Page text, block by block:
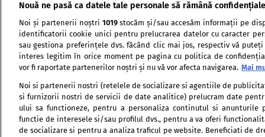
Termeni si conditii de utilizare Politica de
Nouă ne pasă ca datele tale personale să rămână confidențiale
Noi și partenerii noștri 1019stocăm și/sau accesăm informații pe
identificatorii cookie unici pentru prelucrarea datelor cu caracter
sau gestiona preferințele dvs. făcând clic mai jos, respectiv vă
interes legitim în orice moment pe pagina cu politica de
vor fi raportate partenerilor noștri și nu vă vor afecta navigarea. Mai
Noi si partenerii nostri (retelele de socializare si agentiile de
si furnizorii nostri de servicii de date analitice) prelucram date
ului sa functioneze, pentru a personaliza continutul si anunturile
functie de interesele si/sau profilul dvs., pentru a va oferi
de socializare si pentru a analiza traficul pe website. Beneficiati de